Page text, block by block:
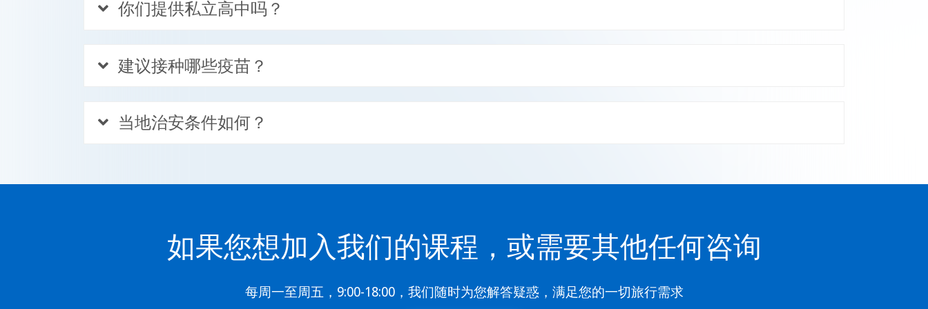
你们提供私立高中吗？
建议接种哪些疫苗？
当地治安条件如何？
如果您想加入我们的课程，或需要其他任何咨询
每周一至周五，9:00-18:00，我们随时为您解答疑惑，满足您的一切旅行需求